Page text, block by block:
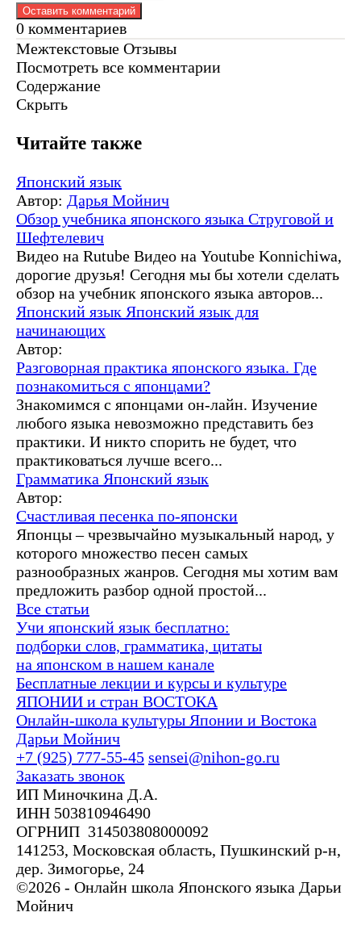
0 комментариев
Межтекстовые Отзывы
Посмотреть все комментарии
Содержание
Скрыть
Читайте также
Японский язык
Автор: Дарья Мойнич
Обзор учебника японского языка Струговой и
Шефтелевич
Видео на Rutube Видео на Youtube Konnichiwa,
дорогие друзья! Сегодня мы бы хотели сделать
обзор на учебник японского языка авторов...
Японский язык Японский язык для
начинающих
Автор:
Разговорная практика японского языка. Где
познакомиться с японцами?
Знакомимся с японцами он-лайн. Изучение
любого языка невозможно представить без
практики. И никто спорить не будет, что
практиковаться лучше всего...
Грамматика Японский язык
Автор:
Счастливая песенка по-японски
Японцы – чрезвычайно музыкальный народ, у
которого множество песен самых
разнообразных жанров. Сегодня мы хотим вам
предложить разбор одной простой...
Все статьи
Учи японский язык бесплатно:
подборки слов, грамматика, цитаты
на японском в нашем канале
Бесплатные лекции и курсы и культуре
ЯПОНИИ и стран ВОСТОКА
Онлайн-школа культуры Японии и Востока
Дарьи Мойнич
+7 (925) 777-55-45 sensei@nihon-go.ru
Заказать звонок
ИП Миночкина Д.А.
ИНН 503810946490
ОГРНИП 314503808000092
141253, Московская область, Пушкинский р-н,
дер. Зимогорье, 24
©2026 - Онлайн школа Японского языка Дарьи
Мойнич